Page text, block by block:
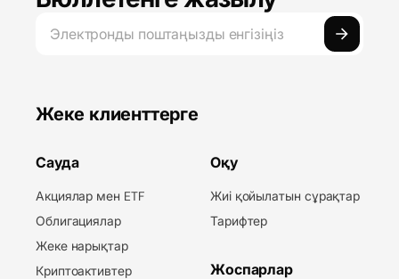
Жеке клиенттерге
Сауда
Акциялар мен ETF
Облигациялар
Жеке нарықтар
Криптоактивтер
Оқу
Жиі қойылатын сұрақтар
Тарифтер
Жоспарлар